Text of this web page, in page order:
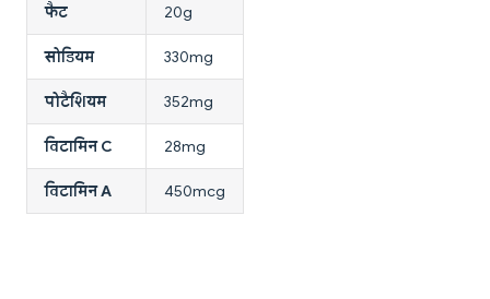
फैट 20g
सोडियम 330mg
पोटैशियम 352mg
विटामिन C 28mg
विटामिन A 450mcg